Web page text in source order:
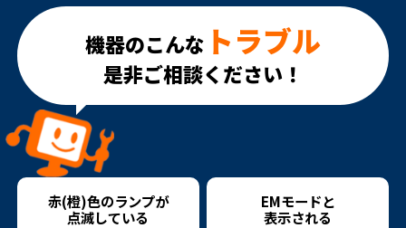
機器のこんな トラブル
是非ご相談ください！
赤(橙)色のランプが
点滅している
EMモードと
表示される